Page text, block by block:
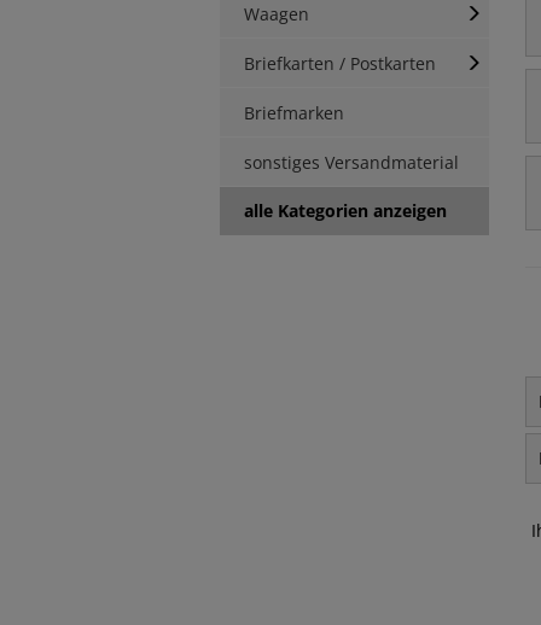
Waagen
Briefkarten / Postkarten
Briefmarken
sonstiges Versandmaterial
alle Kategorien anzeigen